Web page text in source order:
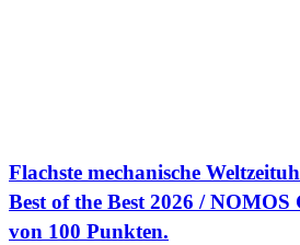
Flachste mechanische
Best of the Best 2026 / NOMOS
von 100 Punkten.